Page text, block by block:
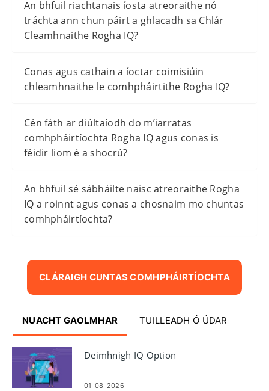
An bhfuil riachtanais íosta atreoraithe nó
tráchta ann chun páirt a ghlacadh sa Chlár
Cleamhnaithe Rogha IQ?
Conas agus cathain a íoctar coimisiúin
chleamhnaithe le comhpháirtithe Rogha IQ?
Cén fáth ar diúltaíodh do m’iarratas
comhpháirtíochta Rogha IQ agus conas is
féidir liom é a shocrú?
An bhfuil sé sábháilte naisc atreoraithe Rogha
IQ a roinnt agus conas a chosnaim mo chuntas
comhpháirtíochta?
CLÁRAIGH CUNTAS COMHPHÁIRTÍOCHTA
NUACHT GAOLMHAR TUILLEADH Ó ÚDAR
Deimhnigh IQ Option
01-08-2026